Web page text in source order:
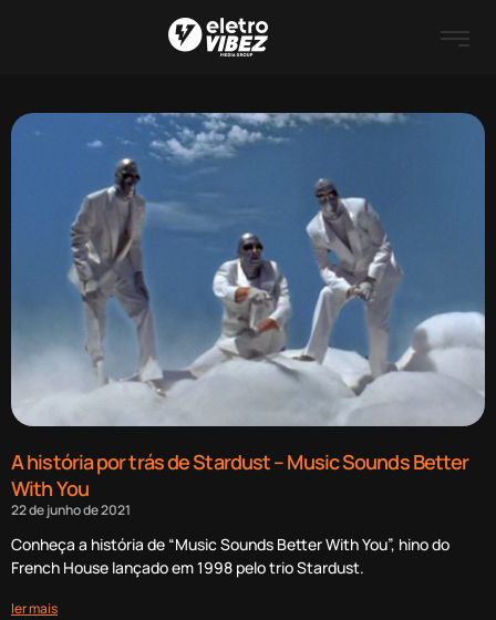
A história por trás de Stardust – Music Sounds Better
With You
22 de junho de 2021
Conheça a história de “Music Sounds Better With You”, hino do
French House lançado em 1998 pelo trio Stardust.
ler mais